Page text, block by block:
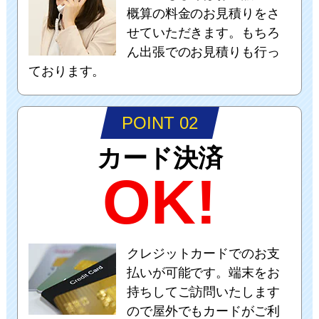
概算の料金のお見積りをさ
せていただきます。もちろ
ん出張でのお見積りも行っ
ております。
POINT 02
カード決済
OK!
クレジットカードでのお支
払いが可能です。端末をお
持ちしてご訪問いたします
ので屋外でもカードがご利